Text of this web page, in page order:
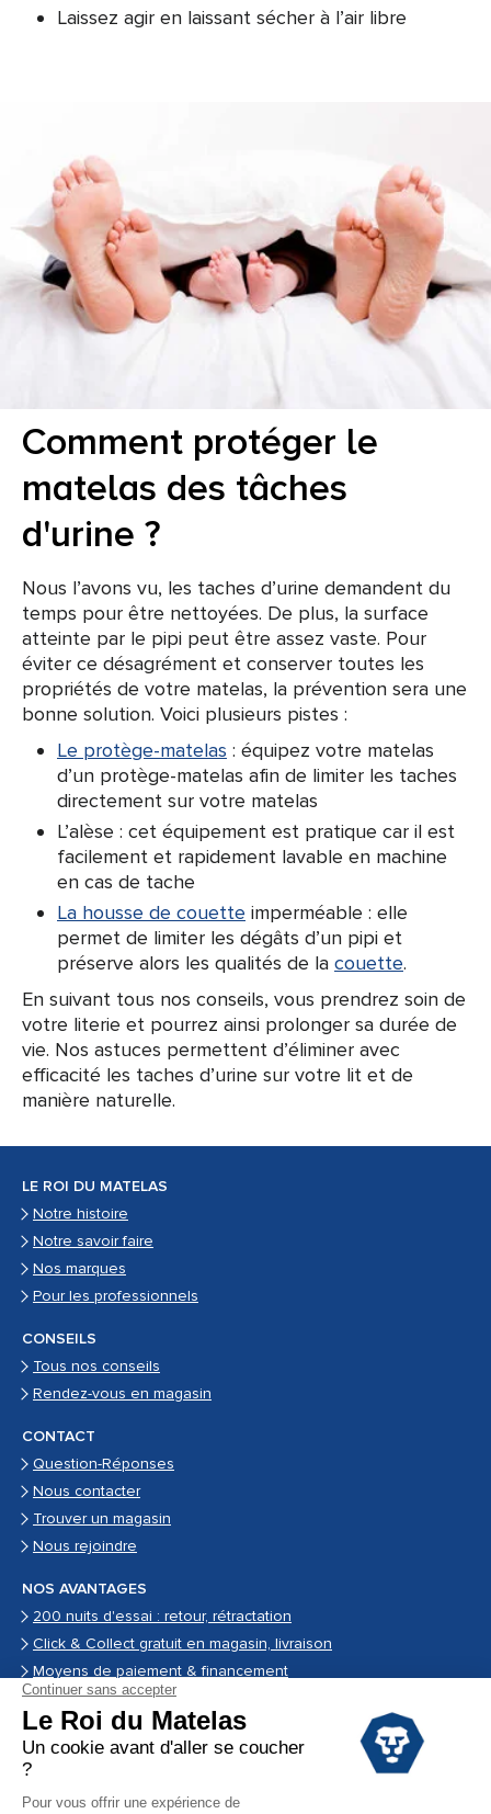
Laissez agir en laissant sécher à l’air libre
Comment protéger le
matelas des tâches
d'urine ?
Nous l’avons vu, les taches d’urine demandent du
temps pour être nettoyées. De plus, la surface
atteinte par le pipi peut être assez vaste. Pour
éviter ce désagrément et conserver toutes les
propriétés de votre matelas, la prévention sera une
bonne solution. Voici plusieurs pistes :
Le protège-matelas : équipez votre matelas
d’un protège-matelas afin de limiter les taches
directement sur votre matelas
L’alèse : cet équipement est pratique car il est
facilement et rapidement lavable en machine
en cas de tache
La housse de couette imperméable : elle
permet de limiter les dégâts d’un pipi et
préserve alors les qualités de la couette.
En suivant tous nos conseils, vous prendrez soin de
votre literie et pourrez ainsi prolonger sa durée de
vie. Nos astuces permettent d’éliminer avec
efficacité les taches d’urine sur votre lit et de
manière naturelle.
LE ROI DU MATELAS
Notre histoire
Notre savoir faire
Nos marques
Pour les professionnels
CONSEILS
Tous nos conseils
Rendez-vous en magasin
CONTACT
Question-Réponses
Nous contacter
Trouver un magasin
Nous rejoindre
NOS AVANTAGES
200 nuits d'essai : retour, rétractation
Click & Collect gratuit en magasin, livraison
Moyens de paiement & financement
Garantie